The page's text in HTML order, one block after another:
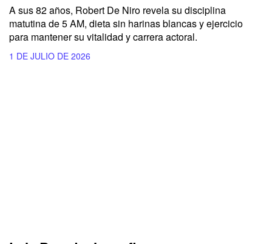
A sus 82 años, Robert De Niro revela su disciplina
matutina de 5 AM, dieta sin harinas blancas y ejercicio
para mantener su vitalidad y carrera actoral.
1 DE JULIO DE 2026